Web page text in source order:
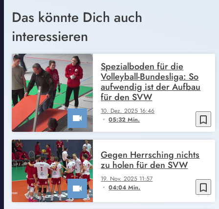
Das könnte Dich auch
interessieren
bookmark_border
10. Dez. 2025 16:46
05:32 Min.
Spezialboden für die
Volleyball-Bundesliga: So
aufwendig ist der Aufbau
für den SVW
bookmark_border
19. Nov. 2025 11:57
04:04 Min.
Gegen Herrsching nichts
zu holen für den SVW